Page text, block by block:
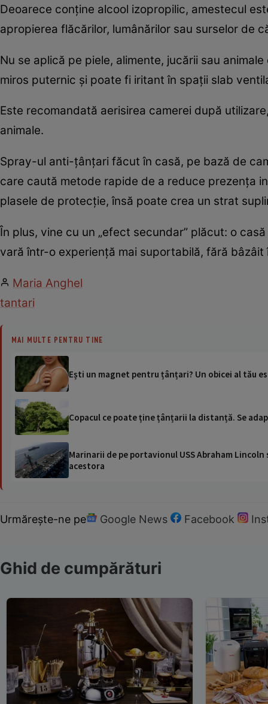
Deoarece conține alcool izopropilic, amestecul
apropierea flăcărilor, lumânărilor sau surselor de
Nu se aplică pe piele, alimente, jucării sau
miros puternic și poate fi iritant în spații slab
Este recomandată aerisirea camerei după
animale.
Spray-ul anti-țânțari făcut în casă, pe bază de
care caută metode rapide de a reduce prezența
plasele de protecție, însă poate crea un strat
În plus, vine cu un „efect secundar” plăcut: o
vară într-o experiență mai suportabilă, fără bâzâit
Maria Anghel
tantari
MAI MULTE PENTRU TINE
Ești un magnet pentru țânțari? Un obicei al tău
Copacul ce poate ține țânțarii la distanță. Se
Marinarii de pe portavionul USS Abraham
acestora
Urmărește-ne pe Google News Facebook
Ghid de cumpărături